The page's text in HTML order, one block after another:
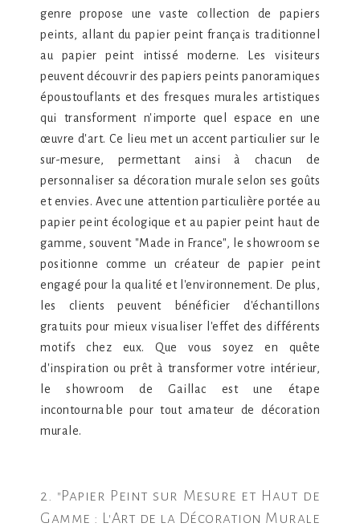
genre propose une vaste collection de papiers
peints, allant du papier peint français traditionnel
au papier peint intissé moderne. Les visiteurs
peuvent découvrir des papiers peints panoramiques
époustouflants et des fresques murales artistiques
qui transforment n'importe quel espace en une
œuvre d'art. Ce lieu met un accent particulier sur le
sur-mesure, permettant ainsi à chacun de
personnaliser sa décoration murale selon ses goûts
et envies. Avec une attention particulière portée au
papier peint écologique et au papier peint haut de
gamme, souvent "Made in France", le showroom se
positionne comme un créateur de papier peint
engagé pour la qualité et l'environnement. De plus,
les clients peuvent bénéficier d'échantillons
gratuits pour mieux visualiser l'effet des différents
motifs chez eux. Que vous soyez en quête
d'inspiration ou prêt à transformer votre intérieur,
le showroom de Gaillac est une étape
incontournable pour tout amateur de décoration
murale.
2. "Papier Peint sur Mesure et Haut de
Gamme : L'Art de la Décoration Murale